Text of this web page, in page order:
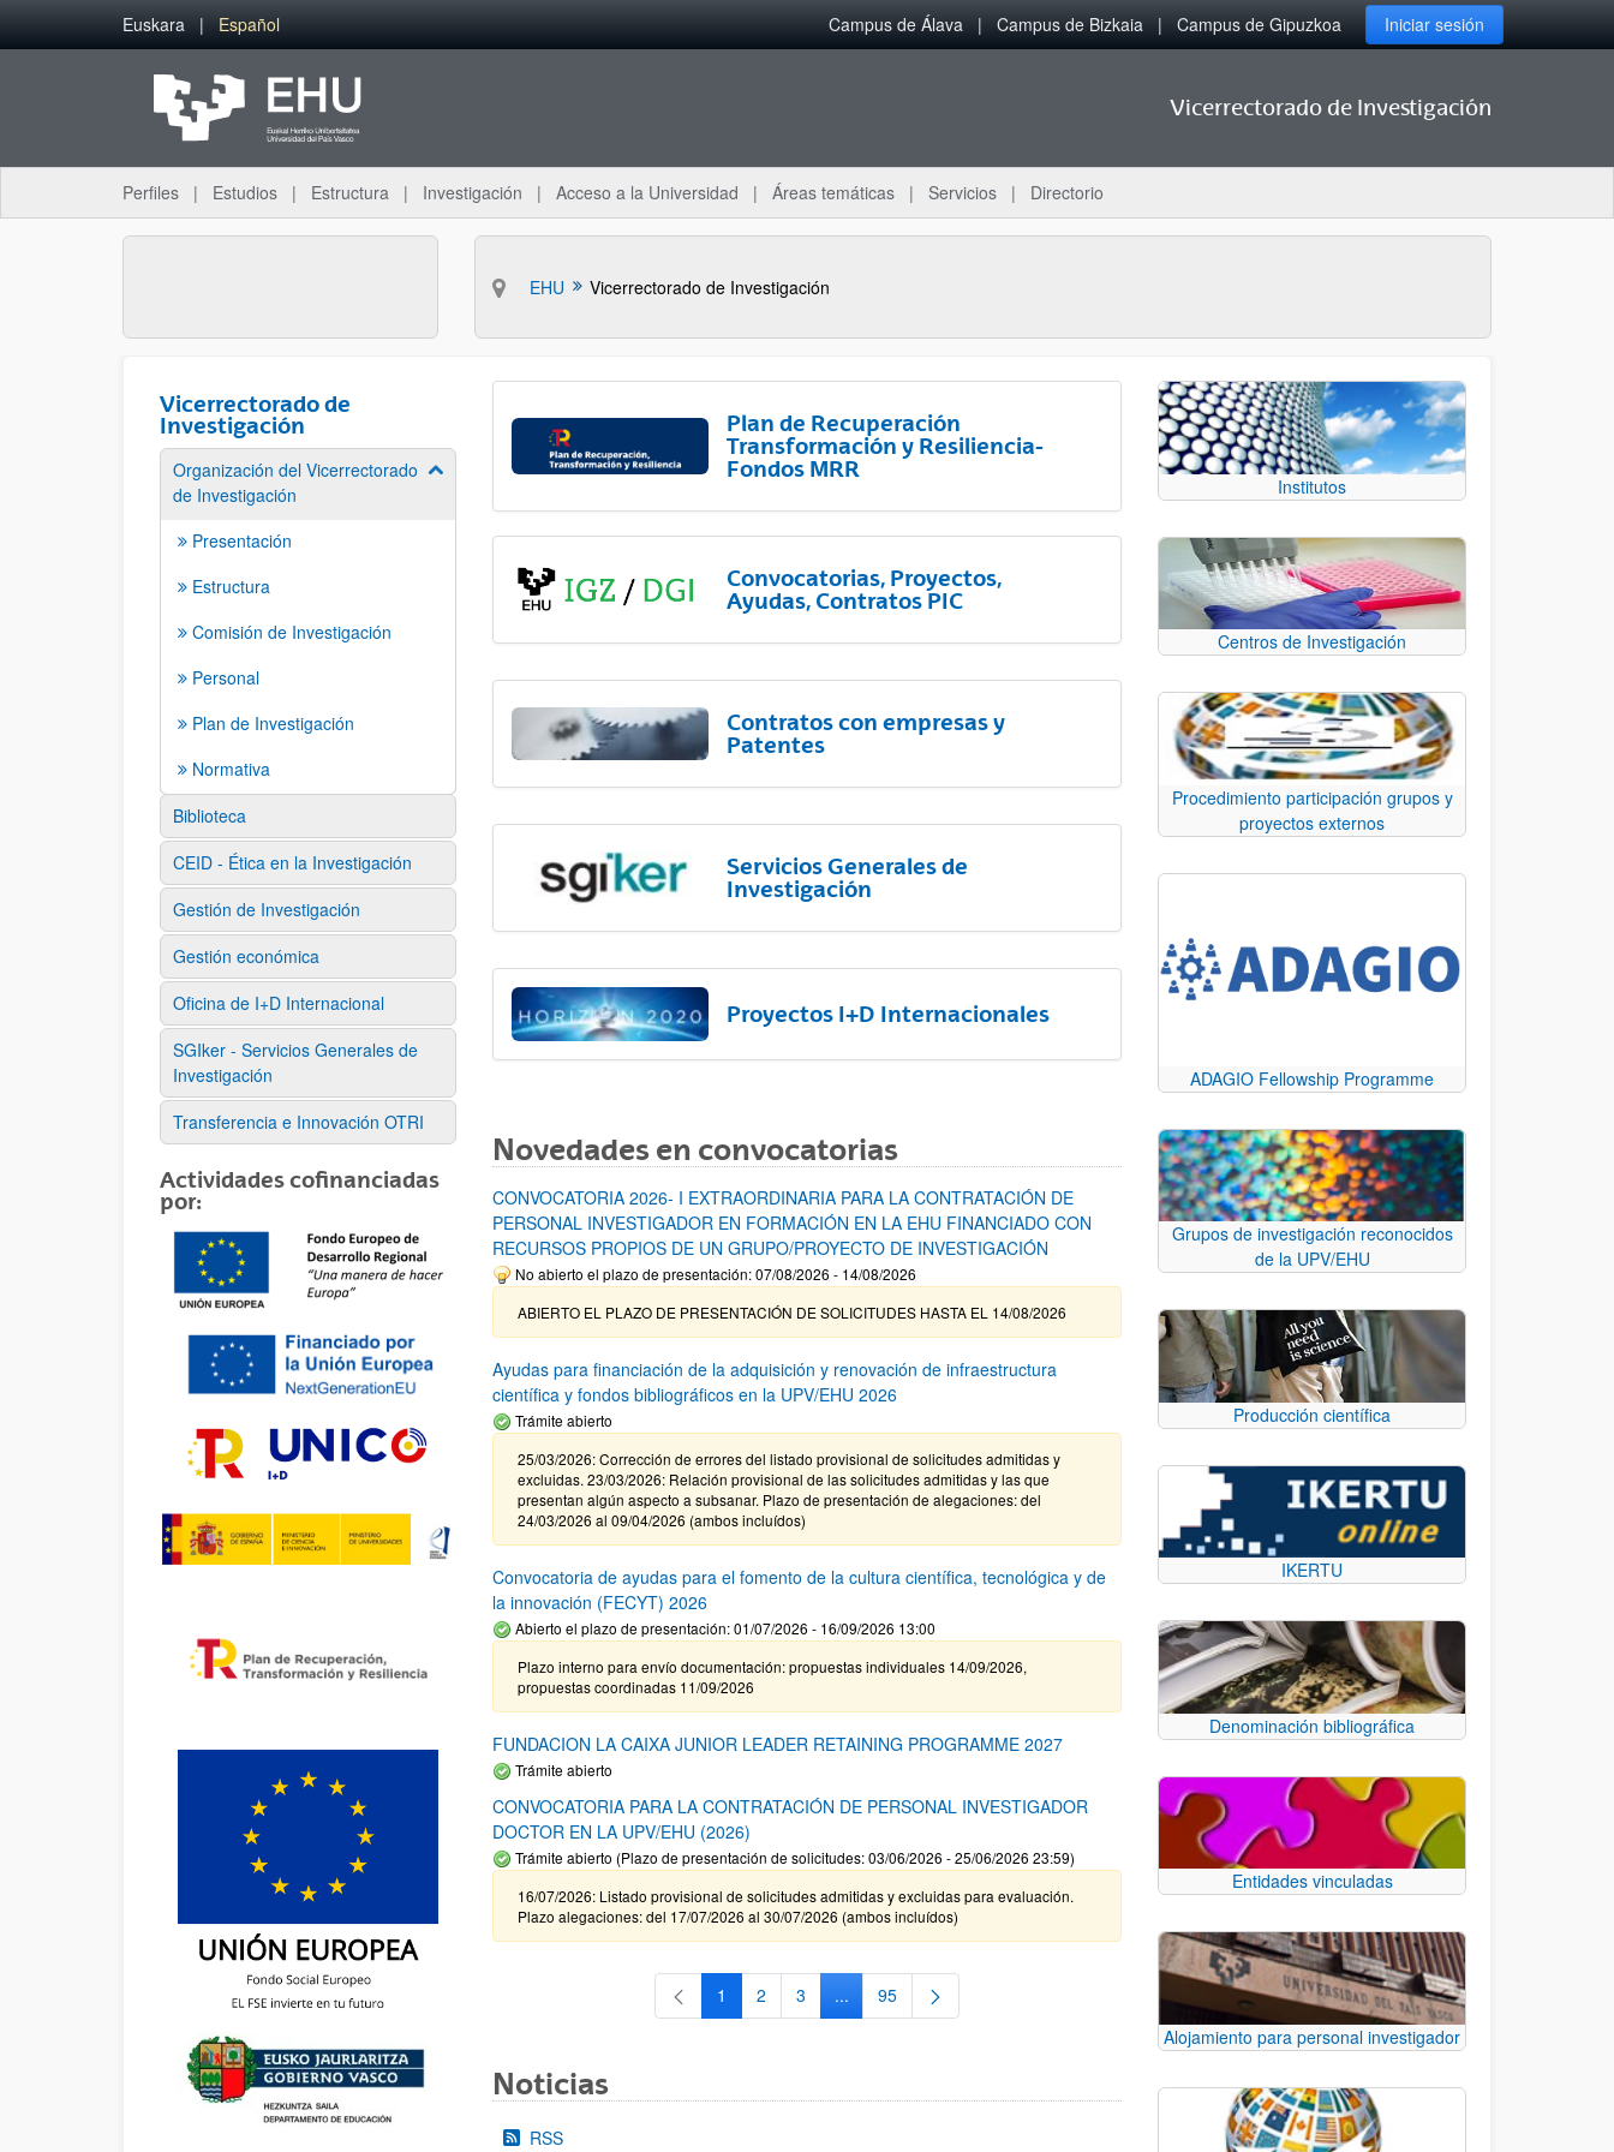
Saltar al contenido principal
Euskara Español Campus de Álava Campus de Bizkaia Campus de Gipuzkoa Iniciar sesión
Vicerrectorado de Investigación
Perfiles Estudios Estructura Investigación Acceso a la Universidad Áreas temáticas Servicios Directorio
EHU Vicerrectorado de Investigación
Vicerrectorado de
Investigación
Organización del Vicerrectorado
de Investigación
Mostrar/ocultar subpáginas
Presentación
Estructura
Comisión de Investigación
Personal
Plan de Investigación
Normativa
Biblioteca
CEID - Ética en la Investigación
Gestión de Investigación
Gestión económica
Oficina de I+D Internacional
SGIker - Servicios Generales de
Investigación
Transferencia e Innovación OTRI
Actividades cofinanciadas
por:
Plan de Recuperación
Transformación y Resiliencia-
Fondos MRR
Convocatorias, Proyectos,
Ayudas, Contratos PIC
Contratos con empresas y
Patentes
Servicios Generales de
Investigación
Proyectos I+D Internacionales
Novedades en convocatorias
CONVOCATORIA 2026- I EXTRAORDINARIA PARA LA CONTRATACIÓN DE
PERSONAL INVESTIGADOR EN FORMACIÓN EN LA EHU FINANCIADO CON
RECURSOS PROPIOS DE UN GRUPO/PROYECTO DE INVESTIGACIÓN
No abierto el plazo de presentación: 07/08/2026 - 14/08/2026
ABIERTO EL PLAZO DE PRESENTACIÓN DE SOLICITUDES HASTA EL 14/08/2026
Ayudas para financiación de la adquisición y renovación de infraestructura
científica y fondos bibliográficos en la UPV/EHU 2026
Trámite abierto
25/03/2026: Corrección de errores del listado provisional de solicitudes admitidas y
excluidas. 23/03/2026: Relación provisional de las solicitudes admitidas y las que
presentan algún aspecto a subsanar. Plazo de presentación de alegaciones: del
24/03/2026 al 09/04/2026 (ambos incluídos)
Convocatoria de ayudas para el fomento de la cultura científica, tecnológica y de
la innovación (FECYT) 2026
Abierto el plazo de presentación: 01/07/2026 - 16/09/2026 13:00
Plazo interno para envío documentación: propuestas individuales 14/09/2026,
propuestas coordinadas 11/09/2026
FUNDACION LA CAIXA JUNIOR LEADER RETAINING PROGRAMME 2027
Trámite abierto
CONVOCATORIA PARA LA CONTRATACIÓN DE PERSONAL INVESTIGADOR
DOCTOR EN LA UPV/EHU (2026)
Trámite abierto (Plazo de presentación de solicitudes: 03/06/2026 - 25/06/2026 23:59)
16/07/2026: Listado provisional de solicitudes admitidas y excluidas para evaluación.
Plazo alegaciones: del 17/07/2026 al 30/07/2026 (ambos incluídos)
Página
1 Página
2 Página
3 ...Páginas intermedias Use TAB para desplazarse.
Página
95
Noticias
RSS
Institutos
Centros de Investigación
Procedimiento participación grupos y
proyectos externos
ADAGIO Fellowship Programme
Grupos de investigación reconocidos
de la UPV/EHU
Producción científica
IKERTU
Denominación bibliográfica
Entidades vinculadas
Alojamiento para personal investigador